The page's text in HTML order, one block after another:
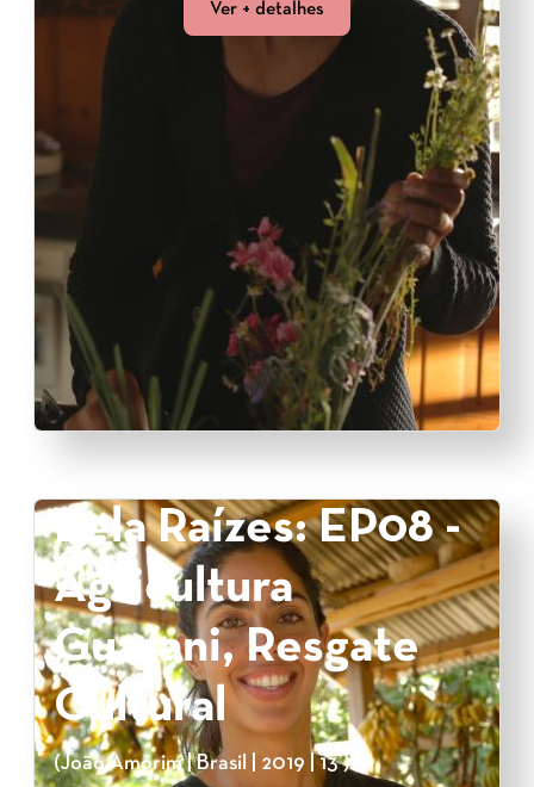
Ver + detalhes
Bela Raízes: EP08 -
Agricultura
Guarani, Resgate
Cultural
(João Amorim | Brasil | 2019 | 13’)